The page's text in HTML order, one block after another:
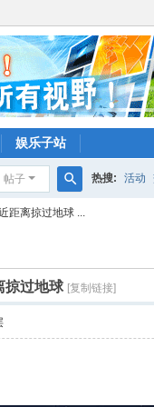
娱乐子站
帖子
搜
热搜: 活动
距离掠过地球 ...
掠过地球 [复制链接]